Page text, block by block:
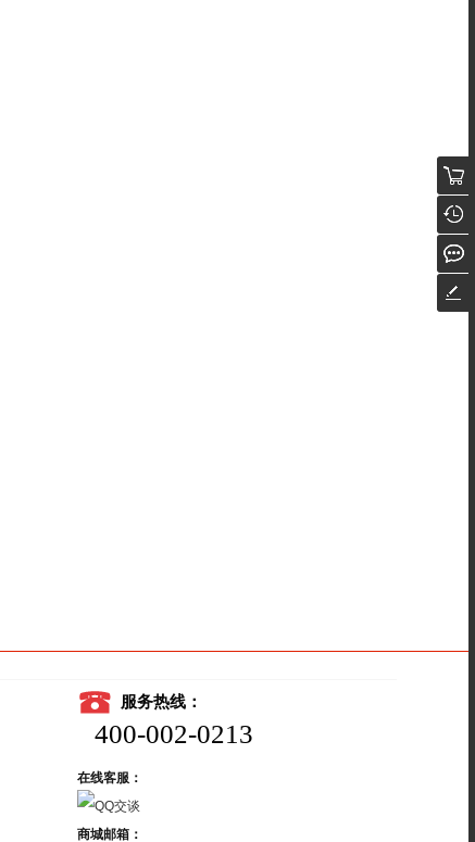
服务热线：
400-002-0213
在线客服：
商城邮箱：